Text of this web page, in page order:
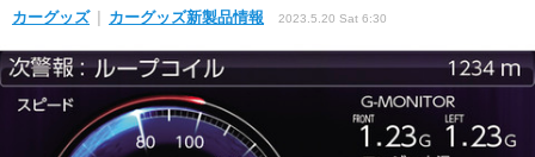
カーグッズ カーグッズ新製品情報 2023.5.20 Sat 6:30